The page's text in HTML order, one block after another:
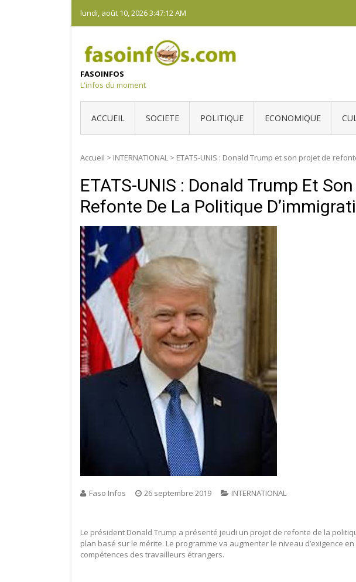
content
lundi, août 10, 20263:47:13 AM
FASOINFOS
L'infos du moment
ACCUEIL SOCIETE POLITIQUE ECONOMIQUE
Accueil > INTERNATIONAL > ETATS-UNIS : Donald Trump et son projet de
ETATS-UNIS : Donald Trump Et
Refonte De La Politique
Faso Infos 26 septembre 2019 INTERNATIONAL
Le président Donald Trump a présenté jeudi un projet de refonte de la
plan basé sur le mérite. Le programme va augmenter le niveau d’exigence
compétences des travailleurs étrangers.